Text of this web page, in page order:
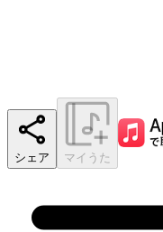
シェア マイうた